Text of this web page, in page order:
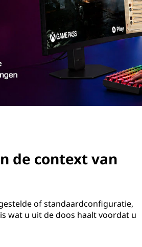
de context van
of standaardconfiguratie,
wat u uit de doos haalt voordat u